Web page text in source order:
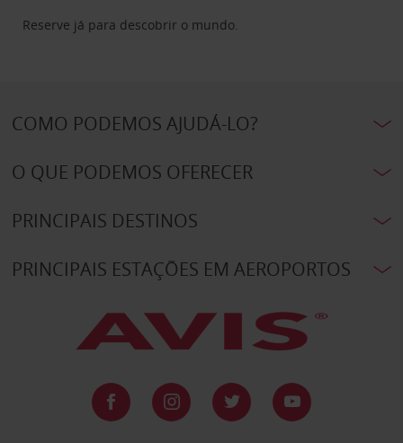
Reserve já para descobrir o mundo.
COMO PODEMOS AJUDÁ-LO?
O QUE PODEMOS OFERECER
PRINCIPAIS DESTINOS
PRINCIPAIS ESTAÇÕES EM AEROPORTOS